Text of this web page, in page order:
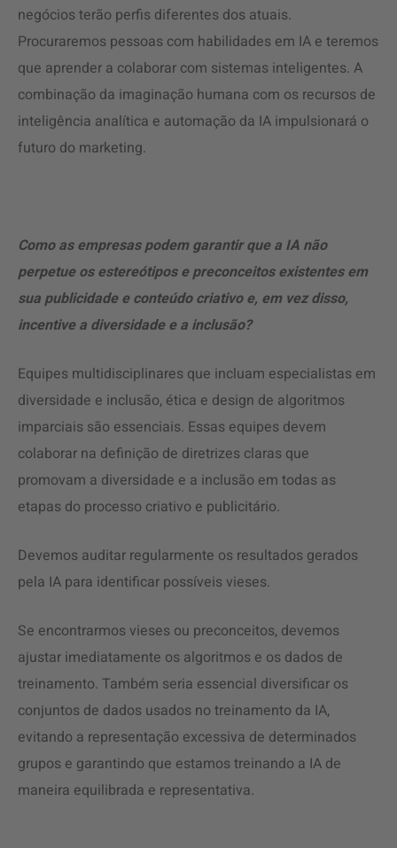
negócios terão perfis diferentes dos atuais.
Procuraremos pessoas com habilidades em IA e teremos
que aprender a colaborar com sistemas inteligentes. A
combinação da imaginação humana com os recursos de
inteligência analítica e automação da IA impulsionará o
futuro do marketing.
Como as empresas podem garantir que a IA não
perpetue os estereótipos e preconceitos existentes em
sua publicidade e conteúdo criativo e, em vez disso,
incentive a diversidade e a inclusão?
Equipes multidisciplinares que incluam especialistas em
diversidade e inclusão, ética e design de algoritmos
imparciais são essenciais. Essas equipes devem
colaborar na definição de diretrizes claras que
promovam a diversidade e a inclusão em todas as
etapas do processo criativo e publicitário.
Devemos auditar regularmente os resultados gerados
pela IA para identificar possíveis vieses.
Se encontrarmos vieses ou preconceitos, devemos
ajustar imediatamente os algoritmos e os dados de
treinamento. Também seria essencial diversificar os
conjuntos de dados usados no treinamento da IA,
evitando a representação excessiva de determinados
grupos e garantindo que estamos treinando a IA de
maneira equilibrada e representativa.